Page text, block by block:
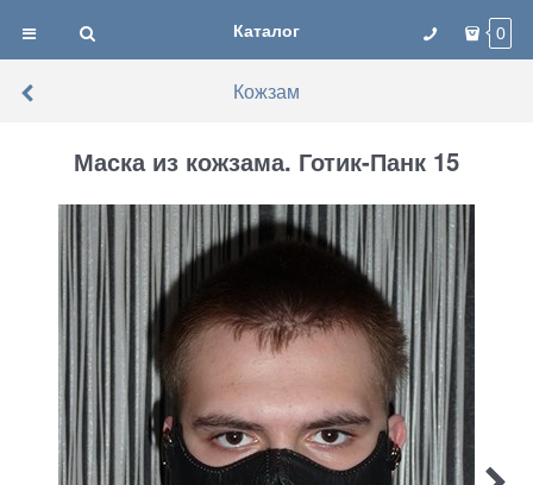
Каталог 0
Кожзам
Маска из кожзама. Готик-Панк 15